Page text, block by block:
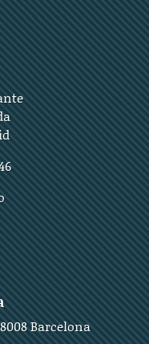
Barcelona